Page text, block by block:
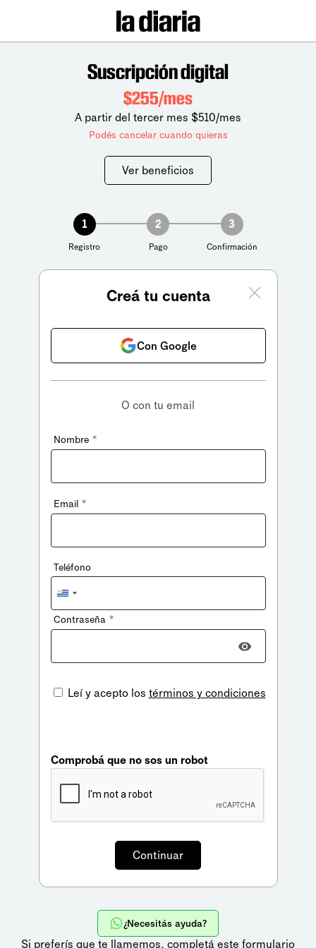
Suscripción digital
$255/mes
A partir del tercer mes $510/mes
Podés cancelar cuando quieras
Ver beneficios
1
Registro
2
Pago
3
Confirmación
Creá tu cuenta
Con Google
O con tu email
Nombre *
Email *
Teléfono
Uruguay
+598
Contraseña *
Leí y acepto los términos y condiciones
Comprobá que no sos un robot
¿Necesitás ayuda?
Si preferís que te llamemos, completá este formulario